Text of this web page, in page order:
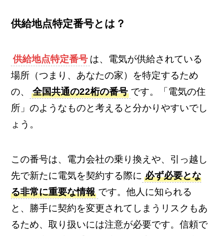
供給地点特定番号とは？
供給地点特定番号 は、電気が供給されている
場所（つまり、あなたの家）を特定するため
の、
全国共通の22桁の番号 です。「電気の住
所」のようなものと考えると分かりやすいでし
ょう。
この番号は、電力会社の乗り換えや、引っ越し
先で新たに電気を契約する際に 必ず必要とな
る非常に重要な情報 です。他人に知られる
と、勝手に契約を変更されてしまうリスクもあ
るため、取り扱いには注意が必要です。信頼で